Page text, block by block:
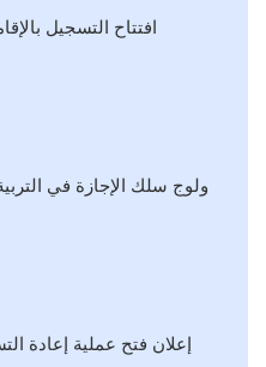
افتتاح التسجيل
إعلان فتح عملية إعادة